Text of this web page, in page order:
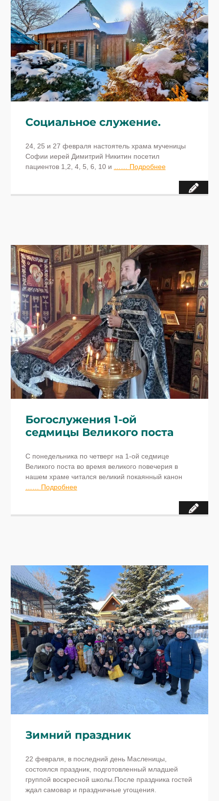
Социальное служение.
24, 25 и 27 февраля настоятель храма мученицы
Софии иерей Димитрий Никитин посетил
пациентов 1,2, 4, 5, 6, 10 и …… Подробнее
Богослужения 1-ой
седмицы Великого поста
С понедельника по четверг на 1-ой седмице
Великого поста во время великого повечерия в
нашем храме читался великий покаянный канон
…… Подробнее
Зимний праздник
22 февраля, в последний день Масленицы,
состоялся праздник, подготовленный младшей
группой воскресной школы.После праздника гостей
ждал самовар и праздничные угощения.